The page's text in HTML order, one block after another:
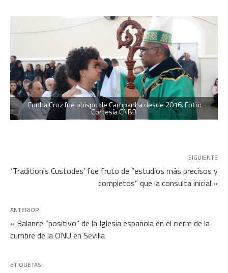
Cunha Cruz fue obispo de Campanha desde 2016. Foto:
Cortesía CNBB
SIGUIENTE
‘Traditionis Custodes’ fue fruto de “estudios más precisos y
completos” que la consulta inicial »
ANTERIOR
« Balance “positivo” de la Iglesia española en el cierre de la
cumbre de la ONU en Sevilla
ETIQUETAS: